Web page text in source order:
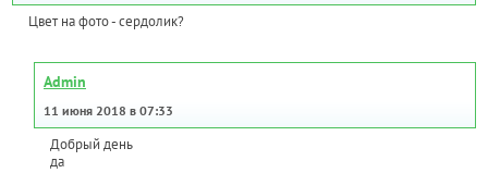
Цвет на фото - сердолик?
Admin
11 июня 2018 в 07:33
Добрый день
да